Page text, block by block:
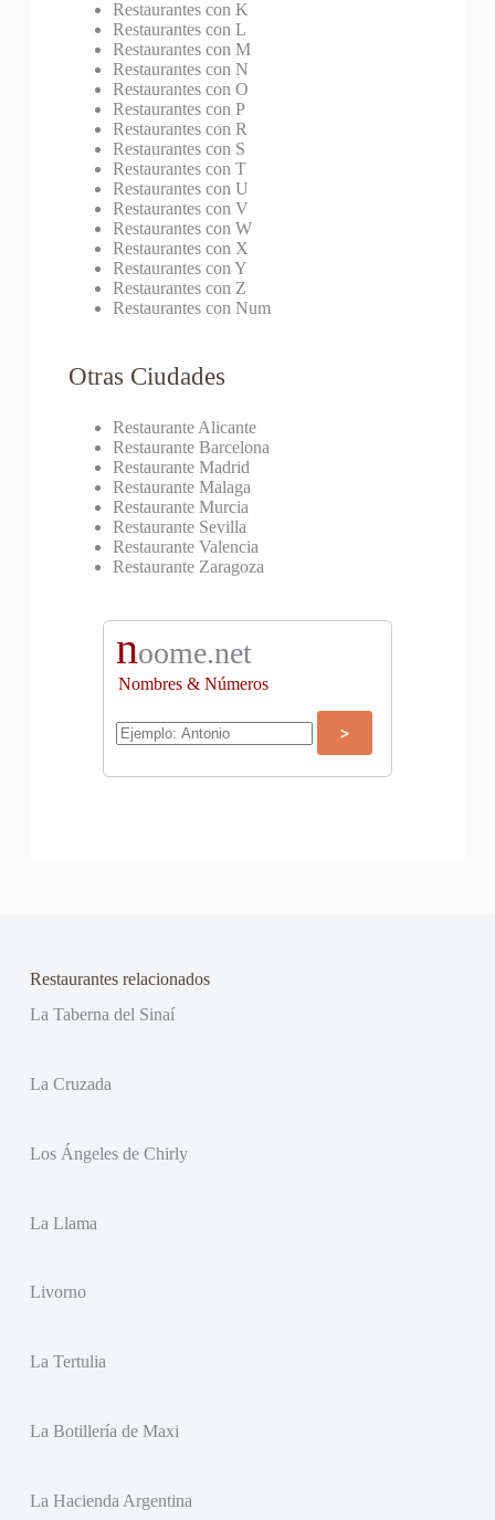
Restaurantes con K
Restaurantes con L
Restaurantes con M
Restaurantes con N
Restaurantes con O
Restaurantes con P
Restaurantes con R
Restaurantes con S
Restaurantes con T
Restaurantes con U
Restaurantes con V
Restaurantes con W
Restaurantes con X
Restaurantes con Y
Restaurantes con Z
Restaurantes con Num
Otras Ciudades
Restaurante Alicante
Restaurante Barcelona
Restaurante Madrid
Restaurante Malaga
Restaurante Murcia
Restaurante Sevilla
Restaurante Valencia
Restaurante Zaragoza
noome.net
Nombres & Números
Restaurantes relacionados
La Taberna del Sinaí
La Cruzada
Los Ángeles de Chirly
La Llama
Livorno
La Tertulia
La Botillería de Maxi
La Hacienda Argentina